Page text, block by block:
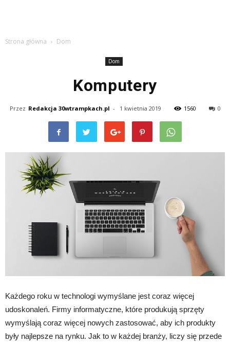
Strona główna Dom
Dom
Komputery
Przez Redakcja 30wtrampkach.pl - 1 kwietnia 2019 1560 0
Każdego roku w technologi wymyślane jest coraz więcej
udoskonaleń. Firmy informatyczne, które produkują sprzęty
wymyślają coraz więcej nowych zastosować, aby ich produkty
były najlepsze na rynku. Jak to w każdej branży, liczy się przede